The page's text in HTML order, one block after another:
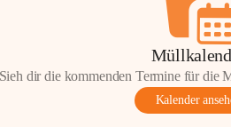
dir die kommenden Termine für die
Kalender